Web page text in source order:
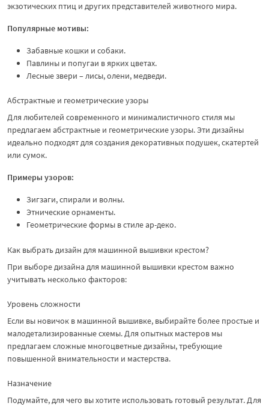
экзотических птиц и других представителей животного мира.
Популярные мотивы:
Забавные кошки и собаки.
Павлины и попугаи в ярких цветах.
Лесные звери – лисы, олени, медведи.
Абстрактные и геометрические узоры
Для любителей современного и минималистичного стиля мы
предлагаем абстрактные и геометрические узоры. Эти дизайны
идеально подходят для создания декоративных подушек, скатертей
или сумок.
Примеры узоров:
Зигзаги, спирали и волны.
Этнические орнаменты.
Геометрические формы в стиле ар-деко.
Как выбрать дизайн для машинной вышивки крестом?
При выборе дизайна для машинной вышивки крестом важно
учитывать несколько факторов:
Уровень сложности
Если вы новичок в машинной вышивке, выбирайте более простые и
малодетализированные схемы. Для опытных мастеров мы
предлагаем сложные многоцветные дизайны, требующие
повышенной внимательности и мастерства.
Назначение
Подумайте, для чего вы хотите использовать готовый результат. Для